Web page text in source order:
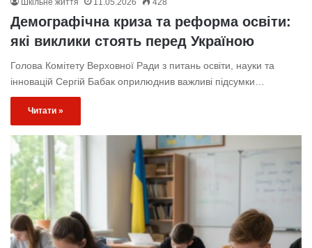
Шкільне життя 11.05.2026 428
Демографічна криза та реформа освіти:
які виклики стоять перед Україною
Голова Комітету Верховної Ради з питань освіти, науки та
інновацій Сергій Бабак оприлюднив важливі підсумки…
Читати »